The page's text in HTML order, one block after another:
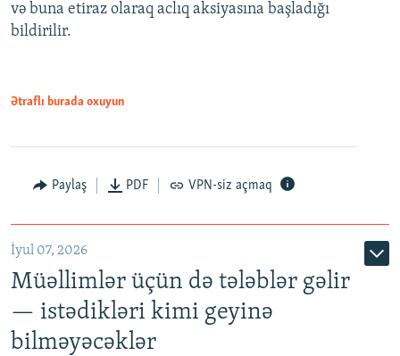
1080p
və buna etiraz olaraq aclıq aksiyasına başladığı
bildirilir.
Ətraflı burada oxuyun
Paylaş PDF VPN-siz açmaq
İyul 07, 2026
Müəllimlər üçün də tələblər gəlir
— istədikləri kimi geyinə
bilməyəcəklər